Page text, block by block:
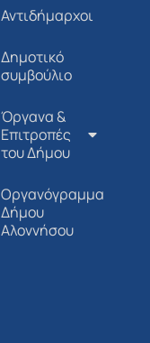
Αντιδήμαρχοι
Δημοτικό
συμβούλιο
Όργανα &
Επιτροπές
του Δήμου
Οργανόγραμμα
Δήμου
Αλοννήσου